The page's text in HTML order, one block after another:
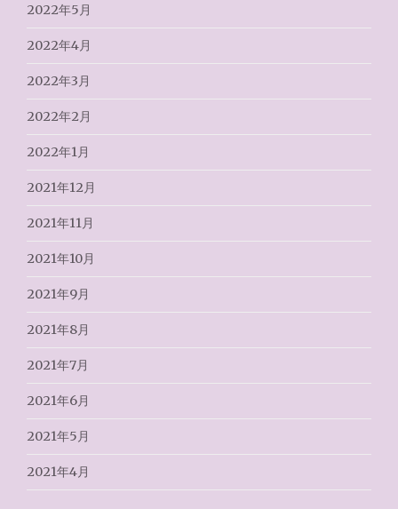
2022年5月
2022年4月
2022年3月
2022年2月
2022年1月
2021年12月
2021年11月
2021年10月
2021年9月
2021年8月
2021年7月
2021年6月
2021年5月
2021年4月